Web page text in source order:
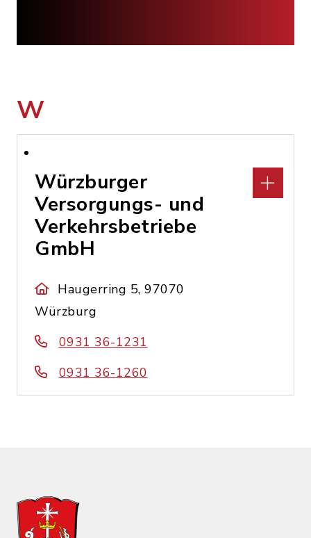
W
Würzburger
Versorgungs- und
Verkehrsbetriebe
GmbH
Haugerring 5, 97070
Würzburg
0931 36-1231
0931 36-1260